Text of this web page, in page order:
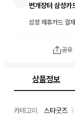
번개장터 삼성카
삼성 제휴카드 결제
공유
상품정보
카테고리 스타굿즈 〉